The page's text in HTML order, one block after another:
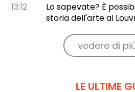
13:12
Lo sapevate? È
storia dell'arte al
vedere di
LE ULTIME